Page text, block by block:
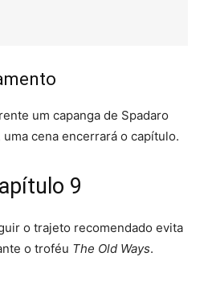
um capanga de Spadaro
cena encerrará o capítulo.
9
o trajeto recomendado evita
o troféu The Old Ways.